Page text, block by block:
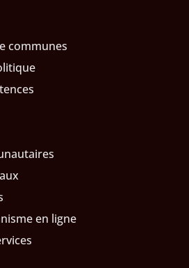
communes
en ligne